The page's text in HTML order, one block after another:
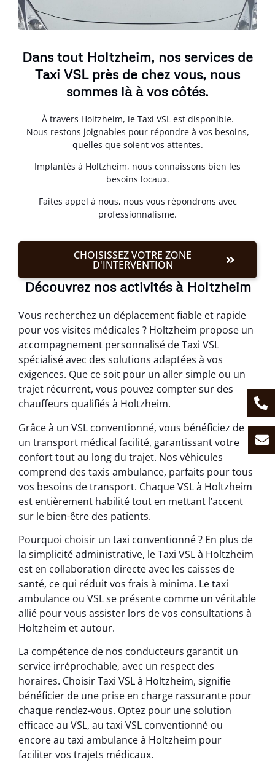
Dans tout Holtzheim, nos services de
Taxi VSL près de chez vous, nous
sommes là à vos côtés.
À travers Holtzheim, le Taxi VSL est disponible.
Nous restons joignables pour répondre à vos besoins,
quelles que soient vos attentes.
Implantés à Holtzheim, nous connaissons bien les
besoins locaux.
Faites appel à nous, nous vous répondrons avec
professionnalisme.
CHOISISSEZ VOTRE ZONE
D'INTERVENTION
Découvrez nos activités à Holtzheim
Vous recherchez un déplacement fiable et rapide
pour vos visites médicales ? Holtzheim propose un
accompagnement personnalisé de Taxi VSL
spécialisé avec des solutions adaptées à vos
exigences. Que ce soit pour un aller simple ou un
trajet récurrent, vous pouvez compter sur des
chauffeurs qualifiés à Holtzheim.
Grâce à un VSL conventionné, vous bénéficiez de
un transport médical facilité, garantissant votre
confort tout au long du trajet. Nos véhicules
comprend des taxis ambulance, parfaits pour tous
vos besoins de transport. Chaque VSL à Holtzheim
est entièrement habilité tout en mettant l’accent
sur le bien-être des patients.
Pourquoi choisir un taxi conventionné ? En plus de
la simplicité administrative, le Taxi VSL à Holtzheim
est en collaboration directe avec les caisses de
santé, ce qui réduit vos frais à minima. Le taxi
ambulance ou VSL se présente comme un véritable
allié pour vous assister lors de vos consultations à
Holtzheim et autour.
La compétence de nos conducteurs garantit un
service irréprochable, avec un respect des
horaires. Choisir Taxi VSL à Holtzheim, signifie
bénéficier de une prise en charge rassurante pour
chaque rendez-vous. Optez pour une solution
efficace au VSL, au taxi VSL conventionné ou
encore au taxi ambulance à Holtzheim pour
faciliter vos trajets médicaux.